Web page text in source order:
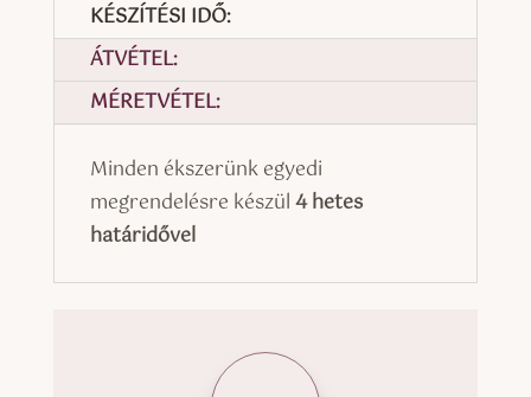
KÉSZÍTÉSI IDŐ:
ÁTVÉTEL:
MÉRETVÉTEL:
Minden ékszerünk egyedi
megrendelésre készül4 hetes
határidővel